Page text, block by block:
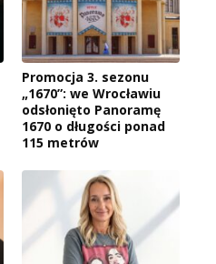
Promocja 3. sezonu
„1670”: we Wrocławiu
odsłonięto Panoramę
1670 o długości ponad
115 metrów